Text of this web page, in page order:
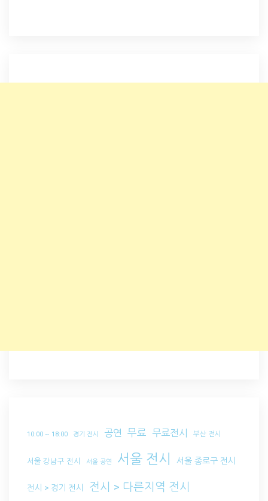
10:00 ~ 18:00 경기 전시 공연 무료 무료전시 부산 전시
서울 강남구 전시 서울 공연 서울 전시 서울 종로구 전시
전시 > 경기 전시 전시 > 다른지역 전시